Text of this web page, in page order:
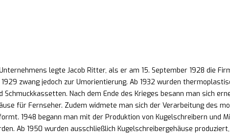
legte Jacob Ritter, als er am 15. September 1928 die
zwang jedoch zur Umorientierung. Ab 1932 wurden
Schmuckkassetten. Nach dem Ende des Krieges besann man sich
für Fernseher. Zudem widmete man sich der Verarbeitung des
1948 begann man mit der Produktion von Kugelschreibern und
Ab 1950 wurden ausschließlich Kugelschreibergehäuse